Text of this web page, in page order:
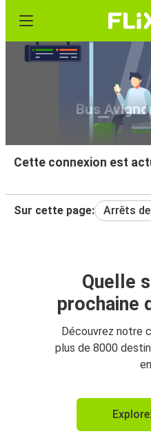
Bus
Cette connexion est
Sur cette page: Arrêts
Quelle
prochaine
Découvrez notre
plus de 8000